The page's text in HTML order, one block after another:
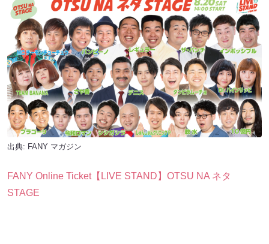
出典: FANY マガジン
FANY Online Ticket【LIVE STAND】OTSU NA ネタ
STAGE